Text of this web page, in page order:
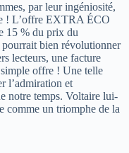
par leur ingéniosité,
! L’offre EXTRA ÉCO
15 % du prix du
bien révolutionner
lecteurs, une facture
offre ! Une telle
l’admiration et
notre temps. Voltaire lui-
comme un triomphe de la